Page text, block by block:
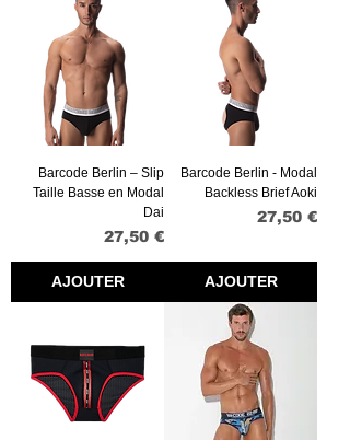
Barcode Berlin – Slip
Taille Basse en Modal
Dai
Prix
27,50 €
AJOUTER
Barcode Berlin - Modal
Backless Brief Aoki
Prix
27,50 €
AJOUTER